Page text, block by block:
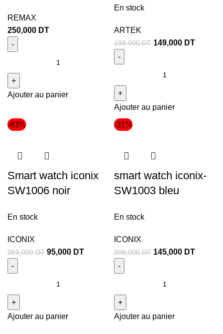
REMAX
250,000 DT
Ajouter au panier
En stock
ARTEK
199,000DT 149,000 DT
Ajouter au panier
-63%
Smart watch iconix
SW1006 noir
En stock
ICONIX
259,000DT 95,000 DT
Ajouter au panier
-31%
smart watch iconix-
SW1003 bleu
En stock
ICONIX
209,000DT 145,000 DT
Ajouter au panier